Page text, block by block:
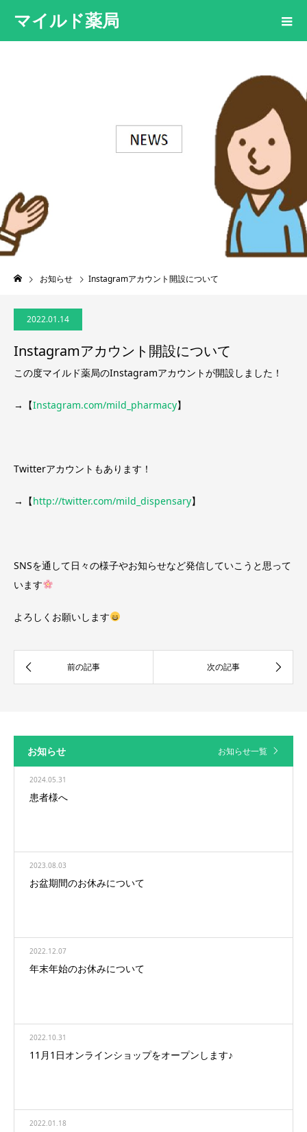
マイルド薬局
お知らせ Instagramアカウント開設について
2022.01.14
Instagramアカウント開設について
この度マイルド薬局のInstagramアカウントが開設しました！
→【Instagram.com/mild_pharmacy】
Twitterアカウントもあります！
→【http://twitter.com/mild_dispensary】
SNSを通して日々の様子やお知らせなど発信していこうと思って
います
よろしくお願いします
お知らせ お知らせ一覧
2024.05.31
患者様へ
2023.08.03
お盆期間のお休みについて
2022.12.07
年末年始のお休みについて
2022.10.31
11月1日オンラインショップをオープンします♪
2022.01.18